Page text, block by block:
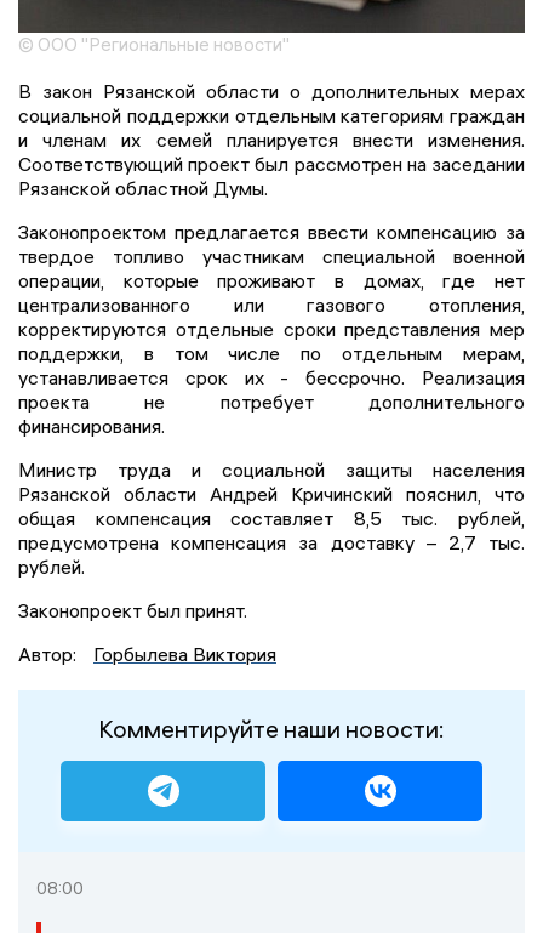
© ООО "Региональные новости"
В закон Рязанской области о дополнительных мерах
социальной поддержки отдельным категориям граждан
и членам их семей планируется внести изменения.
Соответствующий проект был рассмотрен на заседании
Рязанской областной Думы.
Законопроектом предлагается ввести компенсацию за
твердое топливо участникам специальной военной
операции, которые проживают в домах, где нет
централизованного или газового отопления,
корректируются отдельные сроки представления мер
поддержки, в том числе по отдельным мерам,
устанавливается срок их - бессрочно. Реализация
проекта не потребует дополнительного
финансирования.
Министр труда и социальной защиты населения
Рязанской области Андрей Кричинский пояснил, что
общая компенсация составляет 8,5 тыс. рублей,
предусмотрена компенсация за доставку – 2,7 тыс.
рублей.
Законопроект был принят.
Автор:
Горбылева Виктория
Комментируйте наши новости:
08:00